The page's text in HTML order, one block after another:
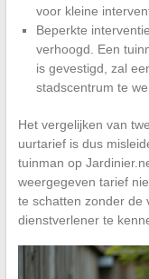
voor kleine
Beperkte
verhoogd. Een
is gevestigd, zal
stadscentrum te
Het vergelijken van
uurtarief is dus
tuinman op
weergegeven tarief
te schatten zonder de
dienstverlener te